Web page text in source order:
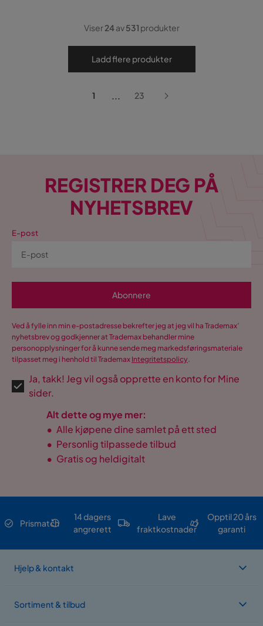
Viser24av531 produkter
Ladd flere produkter
1 ... 23
REGISTRER DEG PÅ
NYHETSBREV
E-post
Abonnere
Ved å fylle inn min e-postadresse bekrefter jeg at jeg vil ha Trademax’
nyhetsbrev og godkjenner at Trademax behandler mine
personopplysninger for å kunne sende meg markedsføringsmateriale
tilpasset meg i henhold til Trademax Integritetspolicy.
Ja, takk! Jeg vil også opprette en konto for Mine
sider.
Alt dette og mye mer:
• Alle kjøpene dine samlet på ett sted
• Personlig tilpassede tilbud
• Gratis og heldigitalt
Prismatch
14 dagers
angrerett
Lave
fraktkostnader
Opptil 20 års
garanti
Hjelp & kontakt
Sortiment & tilbud